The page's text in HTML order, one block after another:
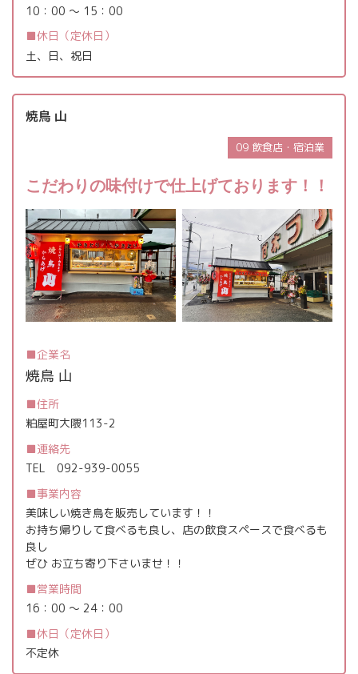
10：00 ～ 15：00
休日（定休日）
土、日、祝日
焼鳥 山
09 飲食店・宿泊業
こだわりの味付けで仕上げております！！
企業名
焼鳥 山
住所
粕屋町大隈113-2
連絡先
TEL
092-939-0055
事業内容
美味しい焼き鳥を販売しています！！
お持ち帰りして食べるも良し、店の飲食スペースで食べるも
良し
ぜひ お立ち寄り下さいませ！！
営業時間
16：00 ～ 24：00
休日（定休日）
不定休